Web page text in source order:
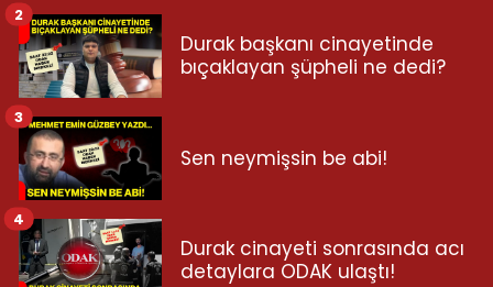
Durak başkanı cinayetinde
bıçaklayan şüpheli ne dedi?
2
Sen neymişsin be abi!
3
Durak cinayeti sonrasında acı
detaylara ODAK ulaştı!
4